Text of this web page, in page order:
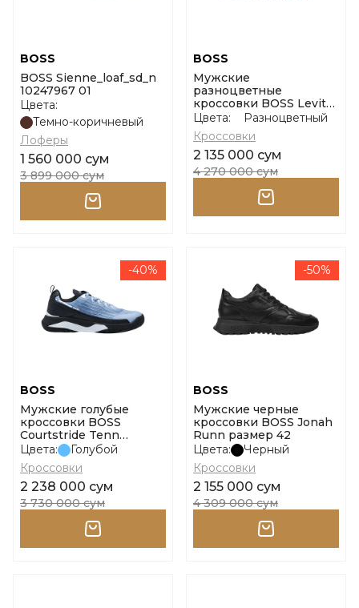
BOSS
BOSS Sienne_loaf_sd_n
10247967 01
Цвета:
Темно-коричневый
Лоферы
1 560 000 сум
3 899 000 сум
BOSS
Мужские
разноцветные
кроссовки BOSS Levitt
Runn BB размер 41
Цвета:
Разноцветный
Кроссовки
2 135 000 сум
4 270 000 сум
-40%
BOSS
Мужские голубые
кроссовки BOSS
Courtstride Tenn
размер 42
Цвета:
Голубой
Кроссовки
2 238 000 сум
3 730 000 сум
-50%
BOSS
Мужские черные
кроссовки BOSS Jonah
Runn размер 42
Цвета:
Черный
Кроссовки
2 155 000 сум
4 309 000 сум